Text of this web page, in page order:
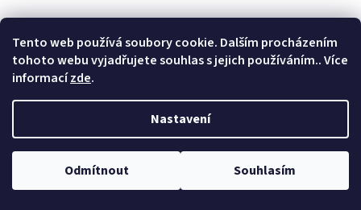
Tento web používá soubory cookie. Dalším procházením
tohoto webu vyjadřujete souhlas s jejich používáním.. Více
informacízde.
Nastavení
Odmítnout Souhlasím
CUTTER FOR FOAM TIRES